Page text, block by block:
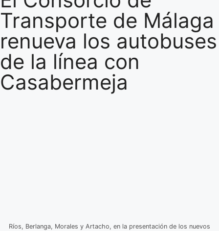
Transporte de Málaga
renueva los autobuses
de la línea con
Casabermeja
Ríos, Berlanga, Morales y Artacho, en la presentación de los nuevos